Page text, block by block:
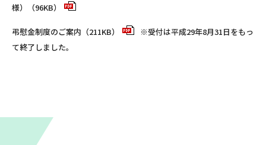
様）（96KB）
弔慰金制度のご案内（211KB）
※受付は平成29年8月31日をもっ
て終了しました。